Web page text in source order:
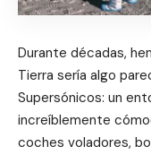
Durante décadas,
Tierra sería algo
Supersónicos: un
increíblemente
coches voladores,